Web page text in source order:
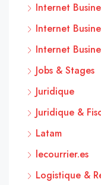
Internet
Internet
Internet
Jobs & Stages
Juridique
Juridique &
Latam
lecourrier.es
Logistique &